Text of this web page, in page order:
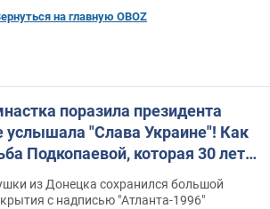
на главную OBOZ
поразила президента
"Слава Украине"! Как
Подкопаевой, которая 30 лет
из Донецка сохранился большой
с надписью "Атланта-1996"